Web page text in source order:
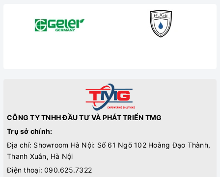
CÔNG TY TNHH ĐẦU TƯ VÀ PHÁT TRIỂN TMG
Trụ sở chính:
Địa chỉ: Showroom Hà Nội: Số 61 Ngõ 102 Hoàng Đạo Thành,
Thanh Xuân, Hà Nội
Điện thoại: 090.625.7322